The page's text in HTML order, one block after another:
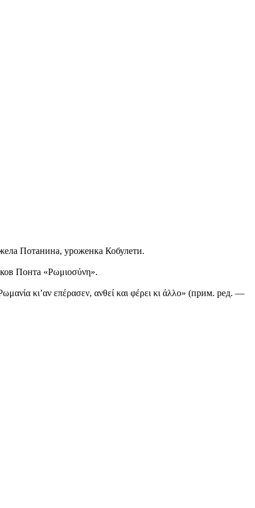
Потанина, уроженка Кобулети.
Понта «Ρωμιοσύνη».
κι’αν επέρασεν, ανθεί και φέρει κι άλλο» (прим. ред. —